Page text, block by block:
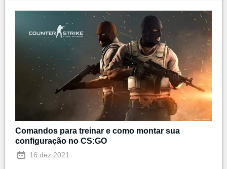
Comandos para treinar e como montar sua
configuração no CS:GO
16 dez 2021